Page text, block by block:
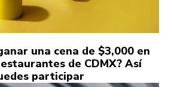
una cena de $3,000 en
de CDMX? Así
participar